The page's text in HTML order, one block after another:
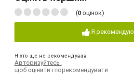
(0 оцінок)
Я рекомендую
Ніхто ще не рекомендував
Авторизуйтесь
щоб оцінити і порекомендувати